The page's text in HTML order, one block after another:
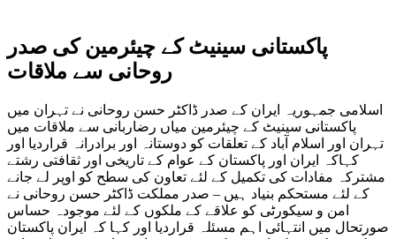
پاکستانی سینیٹ کے چیئرمین کی صدر
روحانی سے ملاقات
اسلامی جمہوریہ ایران کے صدر ڈاکٹر حسن روحانی نے تہران میں
پاکستانی سینیٹ کے چیئرمین میاں رضاربانی سے ملاقات میں
تہران اور اسلام آباد کے تعلقات کو دوستانہ اور برادرانہ قراردیا اور
کہاکہ ایران اور پاکستان کے عوام کے تاریخی اور ثقافتی رشتے
مشترکہ مفادات کی تکمیل کے لئے تعاون کی سطح کو اوپر لے جانے
کے لئے مستحکم بنیاد ہیں – صدر مملکت ڈاکٹر حسن روحانی نے
امن و سیکورٹی کو علاقے کے ملکوں کے لئے موجودہ حساس
صورتحال میں انتہائی اہم مسئلہ قراردیا اور کہا کہ ایران پاکستان